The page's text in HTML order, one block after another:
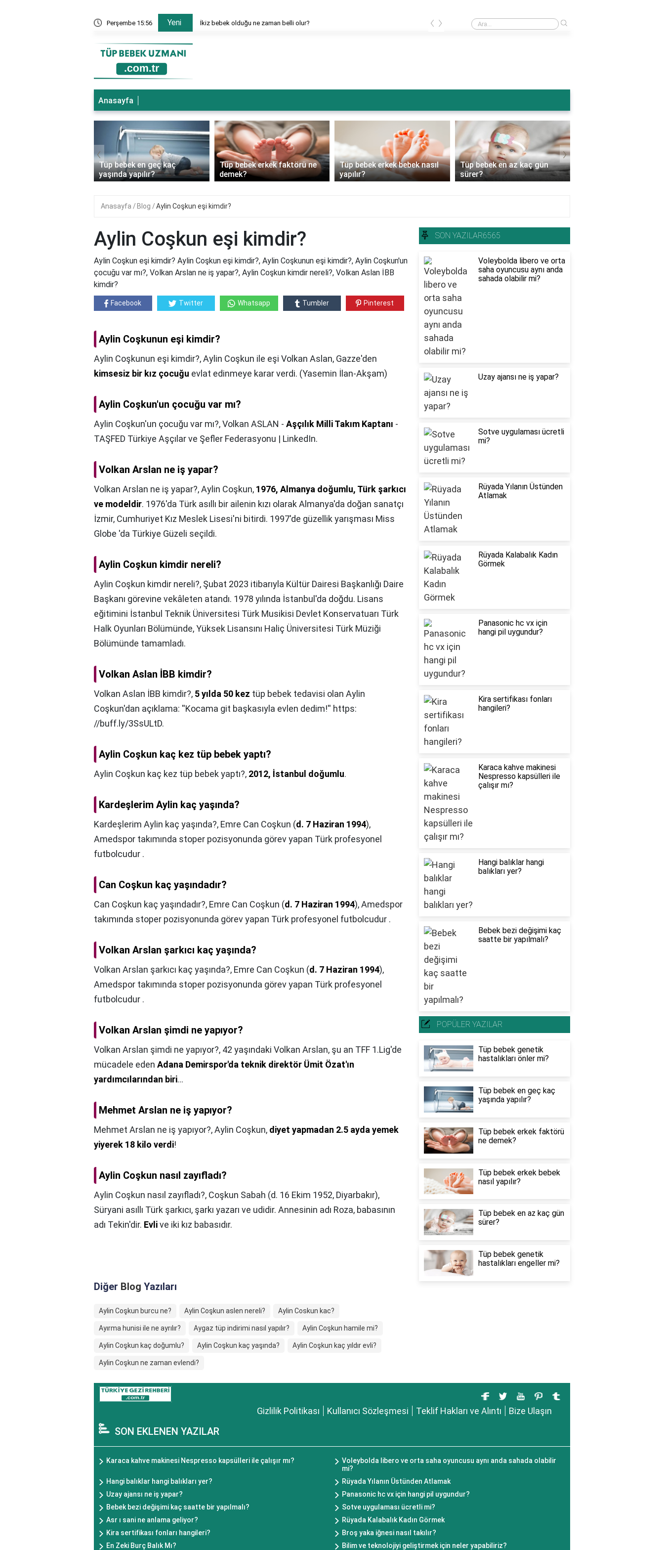
Perşembe 15:56 Yeni İkiz bebek olduğu ne zaman belli olur? Ameliyattan sonra karın şişmesi normal mi?
‹ ›
Anasayfa
Tüp bebek en geç kaç
yaşında yapılır?
Tüp bebek erkek faktörü ne
demek?
Tüp bebek erkek bebek nasıl
yapılır?
Tüp bebek en az kaç gün
sürer?
‹ ›
Anasayfa Blog Aylin Coşkun eşi kimdir?
Aylin Coşkun eşi kimdir?
Aylin Coşkun eşi kimdir? Aylin Coşkun eşi kimdir?, Aylin Coşkunun eşi kimdir?, Aylin Coşkun'un
çocuğu var mı?, Volkan Arslan ne iş yapar?, Aylin Coşkun kimdir nereli?, Volkan Aslan İBB
kimdir?
Facebook Twitter Whatsapp Tumbler Pinterest
Aylin Coşkunun eşi kimdir?
Aylin Coşkunun eşi kimdir?,Aylin Coşkun ile eşi Volkan Aslan, Gazze'den
kimsesiz bir kız çocuğu evlat edinmeye karar verdi. (Yasemin İlan-Akşam)
Aylin Coşkun'un çocuğu var mı?
Aylin Coşkun'un çocuğu var mı?,Volkan ASLAN - Aşçılık Milli Takım Kaptanı -
TAŞFED Türkiye Aşçılar ve Şefler Federasyonu | LinkedIn.
Volkan Arslan ne iş yapar?
Volkan Arslan ne iş yapar?,Aylin Coşkun, 1976, Almanya doğumlu, Türk şarkıcı
ve modeldir. 1976'da Türk asıllı bir ailenin kızı olarak Almanya'da doğan sanatçı
İzmir, Cumhuriyet Kız Meslek Lisesi'ni bitirdi. 1997'de güzellik yarışması Miss
Globe 'da Türkiye Güzeli seçildi.
Aylin Coşkun kimdir nereli?
Aylin Coşkun kimdir nereli?, Şubat 2023 itibarıyla Kültür Dairesi Başkanlığı Daire
Başkanı görevine vekâleten atandı. 1978 yılında İstanbul'da doğdu. Lisans
eğitimini İstanbul Teknik Üniversitesi Türk Musikisi Devlet Konservatuarı Türk
Halk Oyunları Bölümünde, Yüksek Lisansını Haliç Üniversitesi Türk Müziği
Bölümünde tamamladı.
Volkan Aslan İBB kimdir?
Volkan Aslan İBB kimdir?, 5 yılda 50 kez tüp bebek tedavisi olan Aylin
Coşkun'dan açıklama: ''Kocama git başkasıyla evlen dedim!'' https:
//buff.ly/3SsULtD.
Aylin Coşkun kaç kez tüp bebek yaptı?
Aylin Coşkun kaç kez tüp bebek yaptı?, 2012, İstanbul doğumlu.
Kardeşlerim Aylin kaç yaşında?
Kardeşlerim Aylin kaç yaşında?, Emre Can Coşkun (d. 7 Haziran 1994),
Amedspor takımında stoper pozisyonunda görev yapan Türk profesyonel
futbolcudur .
Can Coşkun kaç yaşındadır?
Can Coşkun kaç yaşındadır?, Emre Can Coşkun (d. 7 Haziran 1994), Amedspor
takımında stoper pozisyonunda görev yapan Türk profesyonel futbolcudur .
Volkan Arslan şarkıcı kaç yaşında?
Volkan Arslan şarkıcı kaç yaşında?, Emre Can Coşkun (d. 7 Haziran 1994),
Amedspor takımında stoper pozisyonunda görev yapan Türk profesyonel
futbolcudur .
Volkan Arslan şimdi ne yapıyor?
Volkan Arslan şimdi ne yapıyor?, 42 yaşındaki Volkan Arslan, şu an TFF 1.Lig'de
mücadele eden Adana Demirspor'da teknik direktör Ümit Özat'ın
yardımcılarından biri...
Mehmet Arslan ne iş yapıyor?
Mehmet Arslan ne iş yapıyor?,Aylin Coşkun, diyet yapmadan 2.5 ayda yemek
yiyerek 18 kilo verdi!
Aylin Coşkun nasıl zayıfladı?
Aylin Coşkun nasıl zayıfladı?, Coşkun Sabah (d. 16 Ekim 1952, Diyarbakır),
Süryani asıllı Türk şarkıcı, şarkı yazarı ve udidir. Annesinin adı Roza, babasının
adı Tekin'dir. Evlive iki kız babasıdır.
Diğer Blog Yazıları
Aylin Coşkun burcu ne? Aylin Coşkun aslen nereli? Aylin Coskun kac?
Ayırma hunisi ile ne ayrılır? Aygaz tüp indirimi nasıl yapılır? Aylin Coşkun hamile mi?
Aylin Coşkun kaç doğumlu? Aylin Coşkun kaç yaşında? Aylin Coşkun kaç yıldır evli?
Aylin Coşkun ne zaman evlendi?
SON YAZILAR6565
Voleybolda libero ve orta
saha oyuncusu aynı anda
sahada olabilir mi?
Uzay ajansı ne iş yapar?
Sotve uygulaması ücretli
mi?
Rüyada Yılanın Üstünden
Atlamak
Rüyada Kalabalık Kadın
Görmek
Panasonic hc vx için
hangi pil uygundur?
Kira sertifikası fonları
hangileri?
Karaca kahve makinesi
Nespresso kapsülleri ile
çalışır mı?
Hangi balıklar hangi
balıkları yer?
Bebek bezi değişimi kaç
saatte bir yapılmalı?
POPÜLER YAZILAR
Tüp bebek genetik
hastalıkları önler mi?
Tüp bebek en geç kaç
yaşında yapılır?
Tüp bebek erkek faktörü
ne demek?
Tüp bebek erkek bebek
nasıl yapılır?
Tüp bebek en az kaç gün
sürer?
Tüp bebek genetik
hastalıkları engeller mi?
Gizlilik Politikası Kullanıcı Sözleşmesi Teklif Hakları ve Alıntı Bize Ulaşın
SON EKLENEN YAZILAR
Karaca kahve makinesi Nespresso kapsülleri ile çalışır mı?
Voleybolda libero ve orta saha oyuncusu aynı anda sahada olabilir
mi?
Hangi balıklar hangi balıkları yer?
Rüyada Yılanın Üstünden Atlamak
Uzay ajansı ne iş yapar?
Panasonic hc vx için hangi pil uygundur?
Bebek bezi değişimi kaç saatte bir yapılmalı?
Sotve uygulaması ücretli mi?
Asr ı sani ne anlama geliyor?
Rüyada Kalabalık Kadın Görmek
Kira sertifikası fonları hangileri?
Broş yaka iğnesi nasıl takılır?
En Zeki Burç Balık Mı?
Bilim ve teknolojiyi geliştirmek için neler yapabiliriz?